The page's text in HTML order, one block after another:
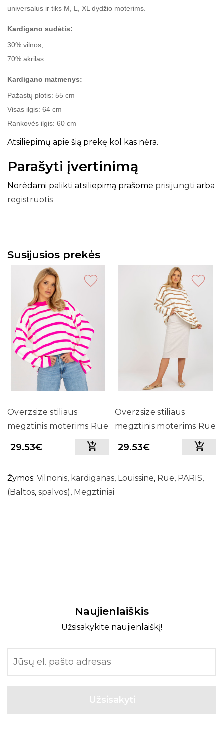
universalus ir tiks M, L, XL dydžio moterims.
Kardigano sudėtis:
30% vilnos,
70% akrilas
Kardigano matmenys:
Pažastų plotis: 55 cm
Visas ilgis: 64 cm
Rankovės ilgis: 60 cm
Atsiliepimų apie šią prekę kol kas nėra.
Parašyti įvertinimą
Norėdami palikti atsiliepimą prašome prisijungti arba
registruotis
Susijusios prekės
Overzsize stiliaus
megztinis moterims Rue
PARIS (Baltos ir rožinės
29.53€
Overzsize stiliaus
megztinis moterims Rue
PARIS (Baltos ir rudos
29.53€
Žymos: Vilnonis, kardiganas, Louissine, Rue, PARIS,
(Baltos, spalvos), Megztiniai
Naujienlaiškis
Užsisakykite naujienlaiškį!